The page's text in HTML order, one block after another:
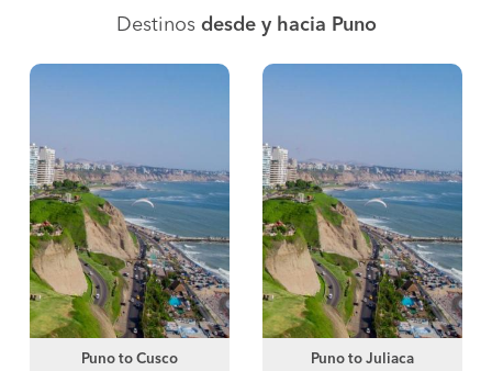
Destinos desde y hacia Puno
Puno to Cusco
Puno to Juliaca